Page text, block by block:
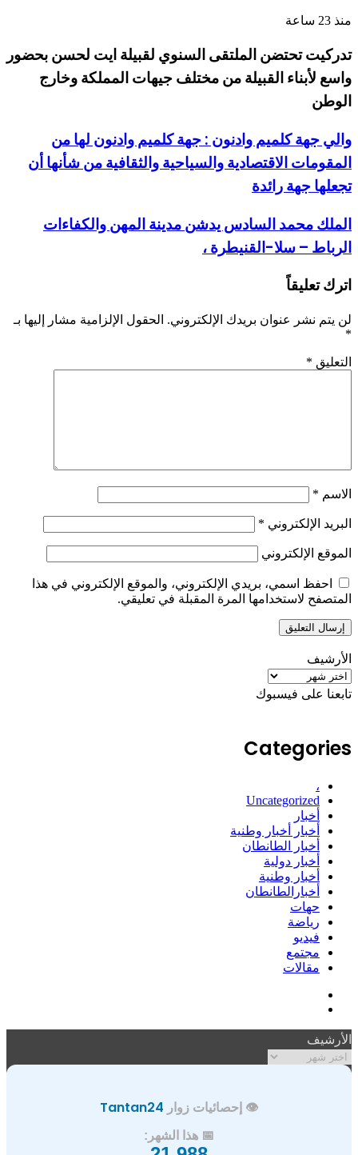
منذ 23 ساعة
تدركيت تحتضن الملتقى السنوي لقبيلة ايت لحسن بحضور
واسع لأبناء القبيلة من مختلف جيهات المملكة وخارج
الوطن
والي جهة كلميم وادنون : جهة كلميم وادنون لها من
المقومات الاقتصادية والسياحية والثقافية من شأنها أن
تجعلها جهة رائدة
الملك محمد السادس يدشن مدينة المهن والكفاءات
الرباط – سلا-القنيطرة ،
اترك تعليقاً
لن يتم نشر عنوان بريدك الإلكتروني. الحقول الإلزامية مشار إليها بـ
*
التعليق *
الاسم *
البريد الإلكتروني *
الموقع الإلكتروني
احفظ اسمي، بريدي الإلكتروني، والموقع الإلكتروني في هذا
المتصفح لاستخدامها المرة المقبلة في تعليقي.
الأرشيف
الأرشيف
تابعنا على فيسبوك
Categories
،
Uncategorized
أخبار
أخبار أخبار وطنية
أخبار الطانطان
أخبار دولية
أخبار وطنية
أخبارالطانطان
حهات
رياضة
فيديو
مجتمع
مقالات
RSS
الأرشيف
الأرشيف
👁️ إحصائيات زوار Tantan24
📅 هذا الشهر: